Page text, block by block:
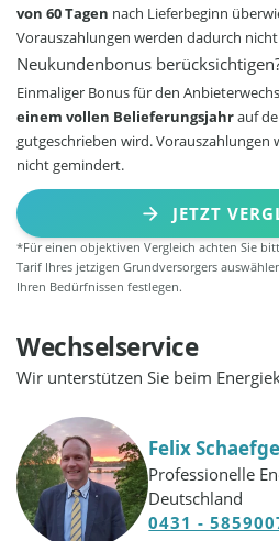
von 60 Tagen nach Lieferbeginn
Vorauszahlungen werden dadurch
Neukundenbonus
Einmaliger Bonus für den
einem vollen Belieferungsjahrauf
gutgeschrieben wird. Vorauszahlungen
nicht gemindert.
JETZT
*Für einen objektiven Vergleich achten Sie
Tarif Ihres jetzigen Grundversorgers
Ihren Bedürfnissen festlegen.
Wechselservice
Wir unterstützen Sie beim
Felix
Professionelle
Deutschland
0431 -